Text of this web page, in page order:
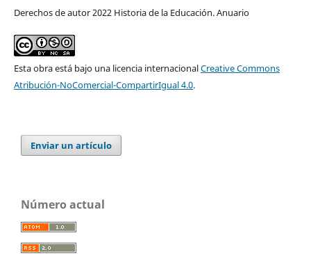
Derechos de autor 2022 Historia de la Educación. Anuario
Esta obra está bajo una licencia internacionalCreative Commons
Atribución-NoComercial-CompartirIgual 4.0.
Enviar un artículo
Número actual